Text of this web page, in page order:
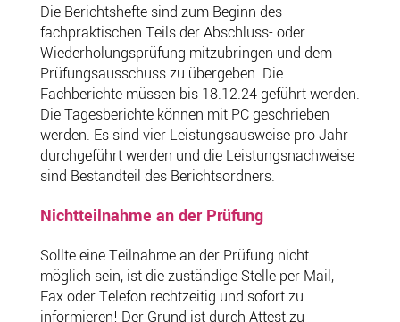
Die Berichtshefte sind zum Beginn des
fachpraktischen Teils der Abschluss- oder
Wiederholungsprüfung mitzubringen und dem
Prüfungsausschuss zu übergeben. Die
Fachberichte müssen bis 18.12.24 geführt werden.
Die Tagesberichte können mit PC geschrieben
werden. Es sind vier Leistungsausweise pro Jahr
durchgeführt werden und die Leistungsnachweise
sind Bestandteil des Berichtsordners.
Nichtteilnahme an der Prüfung
Sollte eine Teilnahme an der Prüfung nicht
möglich sein, ist die zuständige Stelle per Mail,
Fax oder Telefon rechtzeitig und sofort zu
informieren! Der Grund ist durch Attest zu